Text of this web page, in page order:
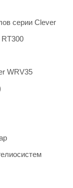
серии Clever
WRV35